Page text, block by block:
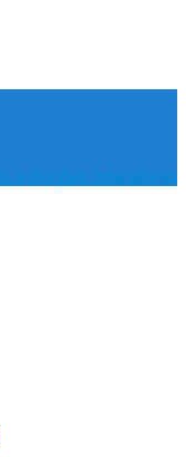
soluções Interativas